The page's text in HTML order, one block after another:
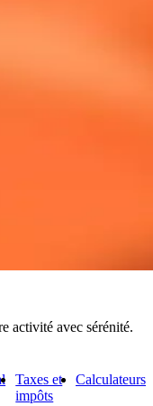
activité avec sérénité.
Taxes et
impôts
Calculateurs